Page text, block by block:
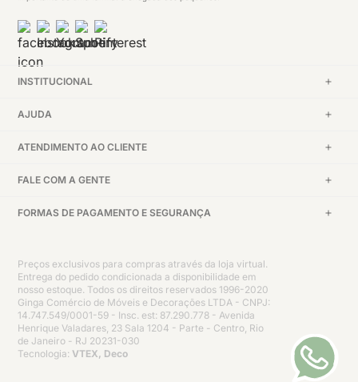
INSTITUCIONAL
AJUDA
ATENDIMENTO AO CLIENTE
FALE COM A GENTE
FORMAS DE PAGAMENTO E SEGURANÇA
Preços exclusivos para compras através da loja virtual.
Entrega do pedido condicionada a disponibilidade em
nosso estoque. Todos os direitos reservados 1996-2020
Ginga Comércio de Móveis e Decorações LTDA - CNPJ:
14.747.549/0001-59 - Insc. est: 87.290.778 - Avenida
Henrique Valadares, 23 Sala 1204 - Parte - Centro, Rio
de Janeiro - RJ 20231-030
Tecnologia: VTEX, Deco